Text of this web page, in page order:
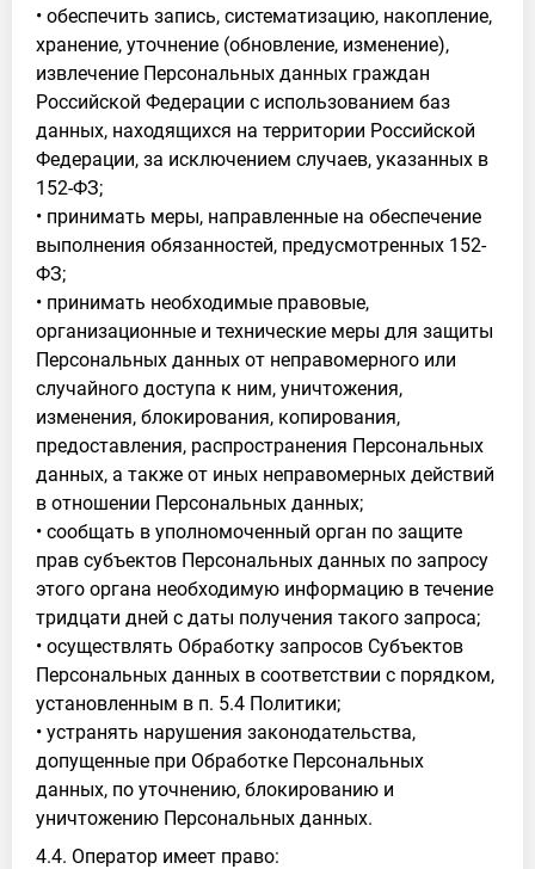
• обеспечить запись, систематизацию, накопление,
хранение, уточнение (обновление, изменение),
извлечение Персональных данных граждан
Российской Федерации с использованием баз
данных, находящихся на территории Российской
Федерации, за исключением случаев, указанных в
152-ФЗ;
• принимать меры, направленные на обеспечение
выполнения обязанностей, предусмотренных 152-
ФЗ;
• принимать необходимые правовые,
организационные и технические меры для защиты
Персональных данных от неправомерного или
случайного доступа к ним, уничтожения,
изменения, блокирования, копирования,
предоставления, распространения Персональных
данных, а также от иных неправомерных действий
в отношении Персональных данных;
• сообщать в уполномоченный орган по защите
прав субъектов Персональных данных по запросу
этого органа необходимую информацию в течение
тридцати дней с даты получения такого запроса;
• осуществлять Обработку запросов Субъектов
Персональных данных в соответствии с порядком,
установленным в п. 5.4 Политики;
• устранять нарушения законодательства,
допущенные при Обработке Персональных
данных, по уточнению, блокированию и
уничтожению Персональных данных.
4.4. Оператор имеет право: